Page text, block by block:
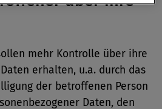
mehr Kontrolle über ihre
erhalten, u.a. durch das
der betroffenen Person
Daten, den